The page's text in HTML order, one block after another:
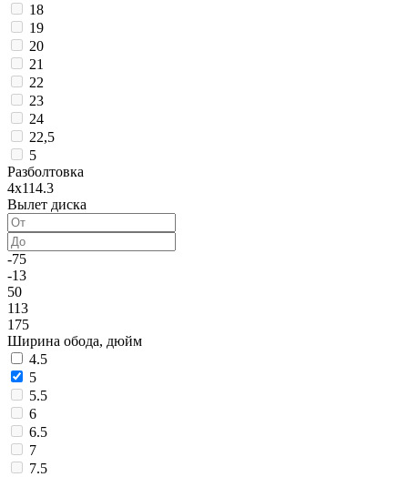
18
19
20
21
22
23
24
22,5
5
Разболтовка
4x114.3
Вылет диска
-75
-13
50
113
175
Ширина обода, дюйм
4.5
5
5.5
6
6.5
7
7.5